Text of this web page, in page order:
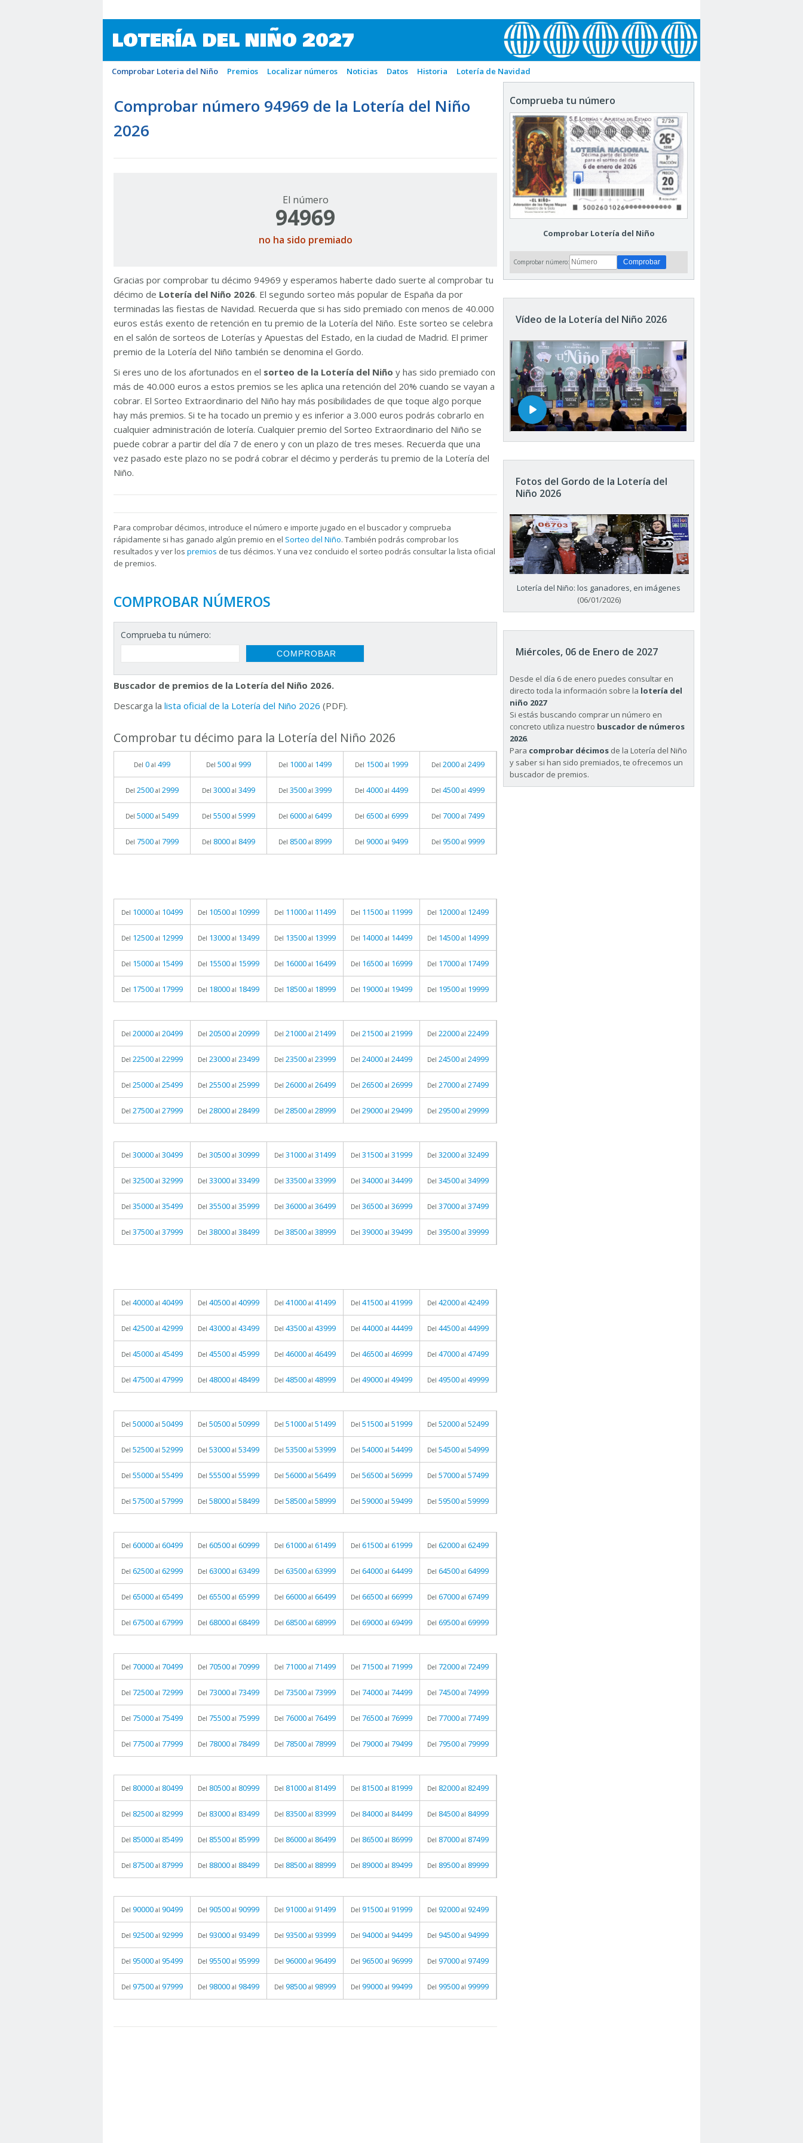
LOTERÍA DEL NIÑO 2027
Comprobar Loteria del Niño Premios Localizar números Noticias Datos Historia Lotería de Navidad
Comprobar número 94969 de la Lotería del Niño
2026
El número
94969
no ha sido premiado
Gracias por comprobar tu décimo 94969 y esperamos haberte dado suerte al comprobar tu
décimo de Lotería del Niño 2026. El segundo sorteo más popular de España da por
terminadas las fiestas de Navidad. Recuerda que si has sido premiado con menos de 40.000
euros estás exento de retención en tu premio de la Lotería del Niño. Este sorteo se celebra
en el salón de sorteos de Loterías y Apuestas del Estado, en la ciudad de Madrid. El primer
premio de la Lotería del Niño también se denomina el Gordo.
Si eres uno de los afortunados en el sorteo de la Lotería del Niño y has sido premiado con
más de 40.000 euros a estos premios se les aplica una retención del 20% cuando se vayan a
cobrar. El Sorteo Extraordinario del Niño hay más posibilidades de que toque algo porque
hay más premios. Si te ha tocado un premio y es inferior a 3.000 euros podrás cobrarlo en
cualquier administración de lotería. Cualquier premio del Sorteo Extraordinario del Niño se
puede cobrar a partir del día 7 de enero y con un plazo de tres meses. Recuerda que una
vez pasado este plazo no se podrá cobrar el décimo y perderás tu premio de la Lotería del
Niño.
Para comprobar décimos, introduce el número e importe jugado en el buscador y comprueba
rápidamente si has ganado algún premio en el Sorteo del Niño. También podrás comprobar los
resultados y ver los premios de tus décimos. Y una vez concluido el sorteo podrás consultar la lista oficial
de premios.
COMPROBAR NÚMEROS
Comprueba tu número:
Buscador de premios de la Lotería del Niño 2026.
Descarga la lista oficial de la Lotería del Niño 2026 (PDF).
Comprobar tu décimo para la Lotería del Niño 2026
Del 0 al 499 Del 500 al 999 Del 1000 al 1499 Del 1500 al 1999 Del 2000 al 2499
Del 2500 al 2999 Del 3000 al 3499 Del 3500 al 3999 Del 4000 al 4499 Del 4500 al 4999
Del 5000 al 5499 Del 5500 al 5999 Del 6000 al 6499 Del 6500 al 6999 Del 7000 al 7499
Del 7500 al 7999 Del 8000 al 8499 Del 8500 al 8999 Del 9000 al 9499 Del 9500 al 9999
Del 10000 al 10499 Del 10500 al 10999 Del 11000 al 11499 Del 11500 al 11999 Del 12000 al 12499
Del 12500 al 12999 Del 13000 al 13499 Del 13500 al 13999 Del 14000 al 14499 Del 14500 al 14999
Del 15000 al 15499 Del 15500 al 15999 Del 16000 al 16499 Del 16500 al 16999 Del 17000 al 17499
Del 17500 al 17999 Del 18000 al 18499 Del 18500 al 18999 Del 19000 al 19499 Del 19500 al 19999
Del 20000 al 20499 Del 20500 al 20999 Del 21000 al 21499 Del 21500 al 21999 Del 22000 al 22499
Del 22500 al 22999 Del 23000 al 23499 Del 23500 al 23999 Del 24000 al 24499 Del 24500 al 24999
Del 25000 al 25499 Del 25500 al 25999 Del 26000 al 26499 Del 26500 al 26999 Del 27000 al 27499
Del 27500 al 27999 Del 28000 al 28499 Del 28500 al 28999 Del 29000 al 29499 Del 29500 al 29999
Del 30000 al 30499 Del 30500 al 30999 Del 31000 al 31499 Del 31500 al 31999 Del 32000 al 32499
Del 32500 al 32999 Del 33000 al 33499 Del 33500 al 33999 Del 34000 al 34499 Del 34500 al 34999
Del 35000 al 35499 Del 35500 al 35999 Del 36000 al 36499 Del 36500 al 36999 Del 37000 al 37499
Del 37500 al 37999 Del 38000 al 38499 Del 38500 al 38999 Del 39000 al 39499 Del 39500 al 39999
Del 40000 al 40499 Del 40500 al 40999 Del 41000 al 41499 Del 41500 al 41999 Del 42000 al 42499
Del 42500 al 42999 Del 43000 al 43499 Del 43500 al 43999 Del 44000 al 44499 Del 44500 al 44999
Del 45000 al 45499 Del 45500 al 45999 Del 46000 al 46499 Del 46500 al 46999 Del 47000 al 47499
Del 47500 al 47999 Del 48000 al 48499 Del 48500 al 48999 Del 49000 al 49499 Del 49500 al 49999
Del 50000 al 50499 Del 50500 al 50999 Del 51000 al 51499 Del 51500 al 51999 Del 52000 al 52499
Del 52500 al 52999 Del 53000 al 53499 Del 53500 al 53999 Del 54000 al 54499 Del 54500 al 54999
Del 55000 al 55499 Del 55500 al 55999 Del 56000 al 56499 Del 56500 al 56999 Del 57000 al 57499
Del 57500 al 57999 Del 58000 al 58499 Del 58500 al 58999 Del 59000 al 59499 Del 59500 al 59999
Del 60000 al 60499 Del 60500 al 60999 Del 61000 al 61499 Del 61500 al 61999 Del 62000 al 62499
Del 62500 al 62999 Del 63000 al 63499 Del 63500 al 63999 Del 64000 al 64499 Del 64500 al 64999
Del 65000 al 65499 Del 65500 al 65999 Del 66000 al 66499 Del 66500 al 66999 Del 67000 al 67499
Del 67500 al 67999 Del 68000 al 68499 Del 68500 al 68999 Del 69000 al 69499 Del 69500 al 69999
Del 70000 al 70499 Del 70500 al 70999 Del 71000 al 71499 Del 71500 al 71999 Del 72000 al 72499
Del 72500 al 72999 Del 73000 al 73499 Del 73500 al 73999 Del 74000 al 74499 Del 74500 al 74999
Del 75000 al 75499 Del 75500 al 75999 Del 76000 al 76499 Del 76500 al 76999 Del 77000 al 77499
Del 77500 al 77999 Del 78000 al 78499 Del 78500 al 78999 Del 79000 al 79499 Del 79500 al 79999
Del 80000 al 80499 Del 80500 al 80999 Del 81000 al 81499 Del 81500 al 81999 Del 82000 al 82499
Del 82500 al 82999 Del 83000 al 83499 Del 83500 al 83999 Del 84000 al 84499 Del 84500 al 84999
Del 85000 al 85499 Del 85500 al 85999 Del 86000 al 86499 Del 86500 al 86999 Del 87000 al 87499
Del 87500 al 87999 Del 88000 al 88499 Del 88500 al 88999 Del 89000 al 89499 Del 89500 al 89999
Del 90000 al 90499 Del 90500 al 90999 Del 91000 al 91499 Del 91500 al 91999 Del 92000 al 92499
Del 92500 al 92999 Del 93000 al 93499 Del 93500 al 93999 Del 94000 al 94499 Del 94500 al 94999
Del 95000 al 95499 Del 95500 al 95999 Del 96000 al 96499 Del 96500 al 96999 Del 97000 al 97499
Del 97500 al 97999 Del 98000 al 98499 Del 98500 al 98999 Del 99000 al 99499 Del 99500 al 99999
Comprueba tu número
Comprobar Lotería del Niño
Comprobar número:
Vídeo de la Lotería del Niño 2026
Fotos del Gordo de la Lotería del
Niño 2026
Lotería del Niño: los ganadores, en imágenes
(06/01/2026)
Miércoles, 06 de Enero de 2027
Desde el día 6 de enero puedes consultar en
directo toda la información sobre la lotería del
niño 2027
Si estás buscando comprar un número en
concreto utiliza nuestro buscador de números
2026.
Para comprobar décimos de la Lotería del Niño
y saber si han sido premiados, te ofrecemos un
buscador de premios.